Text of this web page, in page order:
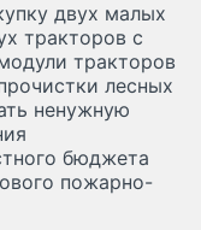
двух малых
тракторов с
тракторов
лесных
ненужную
бюджета
пожарно-